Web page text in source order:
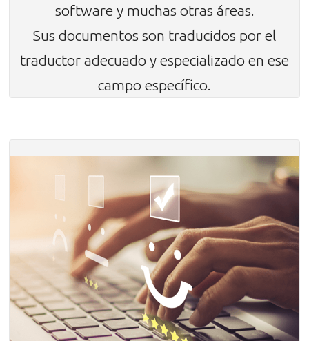
software y muchas otras áreas.
Sus documentos son traducidos por el
traductor adecuado y especializado en ese
campo específico.